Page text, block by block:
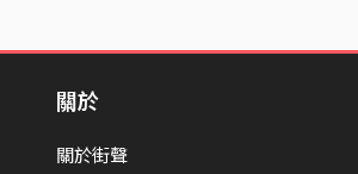
關於
關於街聲